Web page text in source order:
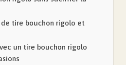
tire bouchon rigolo et
un tire bouchon rigolo